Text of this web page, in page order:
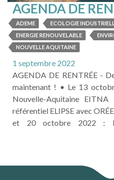
AGENDA DE
rendez-vous à
maintenant !
ADEME ECOLOGIE
ENERGIE RENOUVELABLE
NOUVELLE AQUITAINE
1 septembre 2022
AGENDA DE RENTRÉE -
maintenant ! • Le 13
Nouvelle-Aquitaine
référentiel ELIPSE avec
et 20 octobre 2022 : le
(anciennement Rencontres
Industrielle et Territoriale)
Synapse . Plus